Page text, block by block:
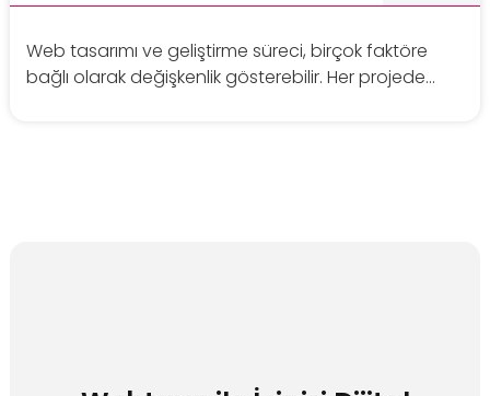
Web tasarımı ve geliştirme süreci, birçok faktöre
bağlı olarak değişkenlik gösterebilir. Her projede...